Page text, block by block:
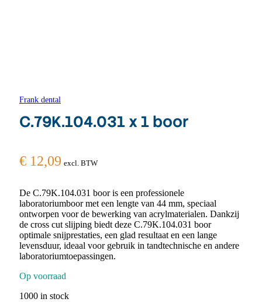
Frank dental
C.79K.104.031 x 1 boor
€ 12,09 excl. BTW
De C.79K.104.031 boor is een professionele
laboratoriumboor met een lengte van 44 mm, speciaal
ontworpen voor de bewerking van acrylmaterialen. Dankzij
de cross cut slijping biedt deze C.79K.104.031 boor
optimale snijprestaties, een glad resultaat en een lange
levensduur, ideaal voor gebruik in tandtechnische en andere
laboratoriumtoepassingen.
Op voorraad
1000 in stock